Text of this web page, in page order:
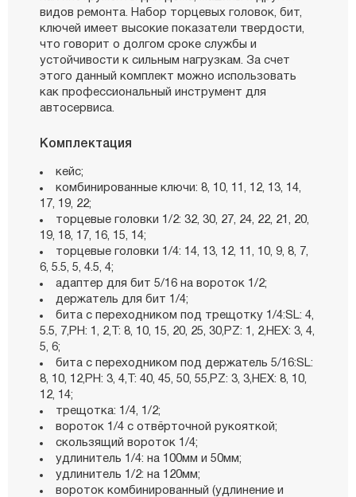
видов ремонта. Набор торцевых головок, бит,
ключей имеет высокие показатели твердости,
что говорит о долгом сроке службы и
устойчивости к сильным нагрузкам. За счет
этого данный комплект можно использовать
как профессиональный инструмент для
автосервиса.
Комплектация
кейс;
комбинированные ключи: 8, 10, 11, 12, 13, 14,
17, 19, 22;
торцевые головки 1/2: 32, 30, 27, 24, 22, 21, 20,
19, 18, 17, 16, 15, 14;
торцевые головки 1/4: 14, 13, 12, 11, 10, 9, 8, 7,
6, 5.5, 5, 4.5, 4;
адаптер для бит 5/16 на вороток 1/2;
держатель для бит 1/4;
бита с переходником под трещотку 1/4:SL: 4,
5.5, 7,РН: 1, 2,Т: 8, 10, 15, 20, 25, 30,РZ: 1, 2,НЕХ: 3, 4,
5, 6;
бита с переходником под держатель 5/16:SL:
8, 10, 12,РН: 3, 4,Т: 40, 45, 50, 55,РZ: 3, 3,НЕХ: 8, 10,
12, 14;
трещотка: 1/4, 1/2;
вороток 1/4 с отвёрточной рукояткой;
скользящий вороток 1/4;
удлинитель 1/4: на 100мм и 50мм;
удлинитель 1/2: на 120мм;
вороток комбинированный (удлинение и